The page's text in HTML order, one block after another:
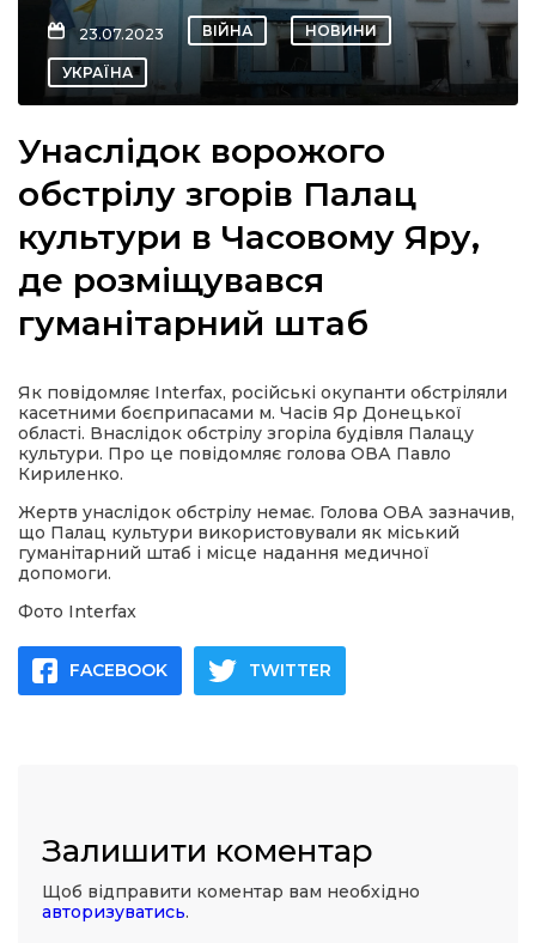
місія
23.07.2023 ВІЙНА НОВИНИ
УКРАЇНА
Унаслідок ворожого
обстрілу згорів Палац
культури в Часовому Яру,
де розміщувався
гуманітарний штаб
Як повідомляє Interfax, російські окупанти обстріляли
касетними боєприпасами м. Часів Яр Донецької
області. Внаслідок обстрілу згоріла будівля Палацу
культури. Про це повідомляє голова ОВА Павло
Кириленко.
Жертв унаслідок обстрілу немає. Голова ОВА зазначив,
що Палац культури використовували як міський
гуманітарний штаб і місце надання медичної
допомоги.
Фото Interfax
FACEBOOK TWITTER
Залишити коментар
Щоб відправити коментар вам необхідно
авторизуватись.